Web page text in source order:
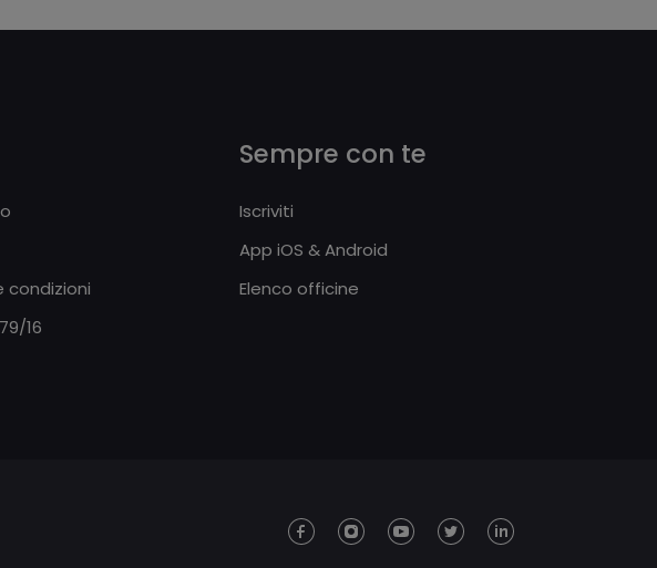
condizioni
16
Sempre con te
Iscriviti
App iOS & Android
Elenco officine